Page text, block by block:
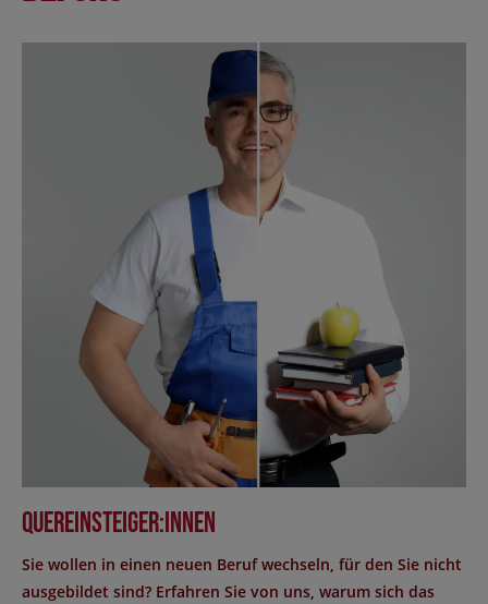
Quereinsteiger:innen
Sie wollen in einen neuen Beruf wechseln, für den Sie nicht
ausgebildet sind? Erfahren Sie von uns, warum sich das